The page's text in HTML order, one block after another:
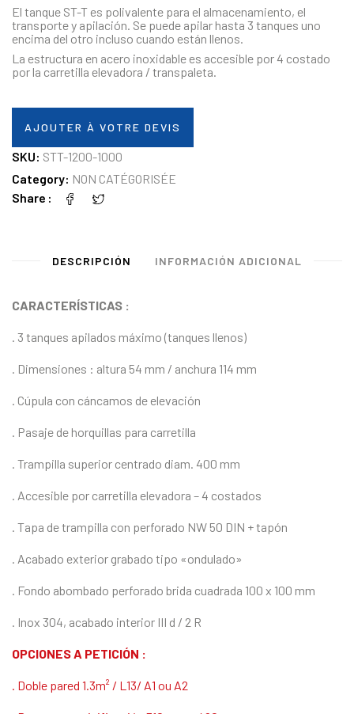
El tanque ST-T es polivalente para el almacenamiento, el
transporte y apilación. Se puede apilar hasta 3 tanques uno
encima del otro incluso cuando están llenos.
La estructura en acero inoxidable es accesible por 4 costado
por la carretilla elevadora / transpaleta.
AJOUTER À VOTRE DEVIS
SKU: STT-1200-1000
Category: NON CATÉGORISÉE
Share
DESCRIPCIÓN INFORMACIÓN ADICIONAL
CARACTERÍSTICAS :
. 3 tanques apilados máximo (tanques llenos)
. Dimensiones : altura 54 mm / anchura 114 mm
. Cúpula con cáncamos de elevación
. Pasaje de horquillas para carretilla
. Trampilla superior centrado diam. 400 mm
. Accesible por carretilla elevadora – 4 costados
. Tapa de trampilla con perforado NW 50 DIN + tapón
. Acabado exterior grabado tipo «ondulado»
. Fondo abombado perforado brida cuadrada 100 x 100 mm
. Inox 304, acabado interior III d / 2 R
OPCIONES A PETICIÓN :
. Doble pared 1.3m² / L13/ A1 ou A2